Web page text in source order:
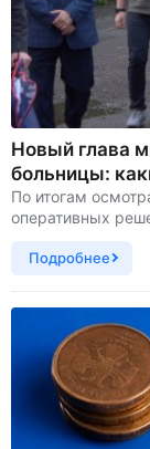
Новый глава
больницы:
По итогам
оперативных
Подробнее